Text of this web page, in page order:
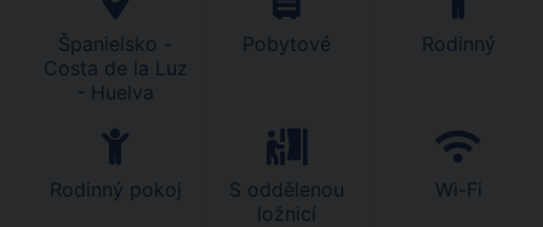
Španielsko -
Costa de la Luz
- Huelva
Pobytové Rodinný
Rodinný pokoj
S oddělenou
ložnicí
Wi-Fi